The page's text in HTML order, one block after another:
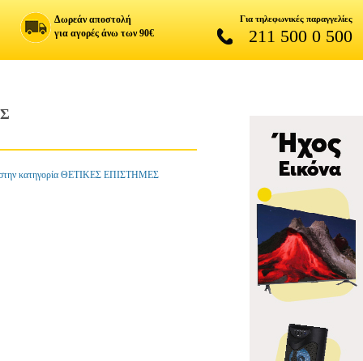
Δωρεάν αποστολή
για αγορές άνω των 90€
Για τηλεφωνικές παραγγελίες
211 500 0 500
ΘΕΤΙΚΕΣ ΕΠΙΣΤΗΜΕΣ